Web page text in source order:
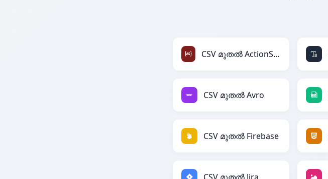
CSV മുതൽ ActionScript
CSV മുതൽ Avro
CSV മുതൽ Firebase